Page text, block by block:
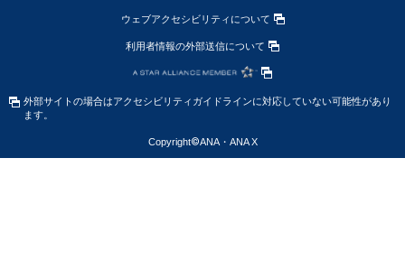
ウェブアクセシビリティについて
利用者情報の外部送信について
外部サイトの場合はアクセシビリティガイドラインに対応していない可能性があり
ます。
Copyright©ANA・ANA X